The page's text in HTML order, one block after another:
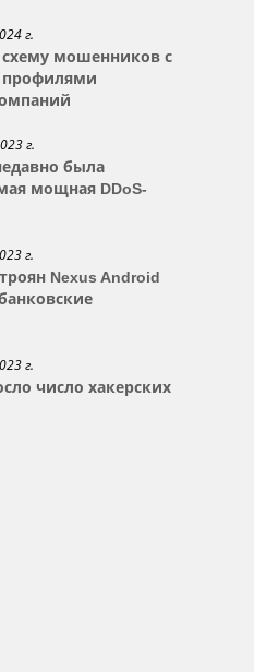
г.
схему мошенников с
г.
была
мощная DDoS-
г.
Nexus Android
г.
число хакерских